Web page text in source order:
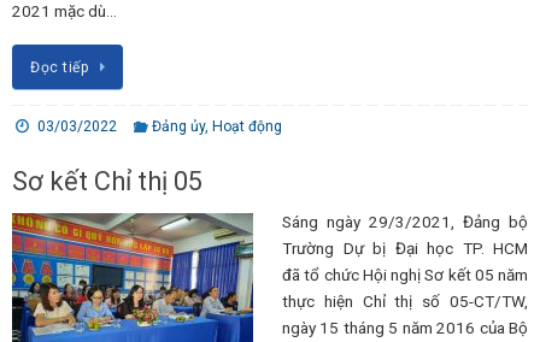
2021 mặc dù…
Đọc tiếp
03/03/2022 Đảng ủy,Hoạt động
Sơ kết Chỉ thị 05
Sáng ngày 29/3/2021, Đảng bộ
Trường Dự bị Đại học TP. HCM
đã tổ chức Hội nghị Sơ kết 05 năm
thực hiện Chỉ thị số 05-CT/TW,
ngày 15 tháng 5 năm 2016 của Bộ